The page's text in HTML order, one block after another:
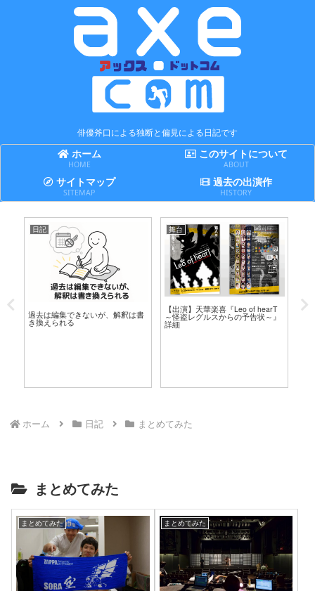
俳優斧口による独断と偏見による日記です
ホーム
HOME
このサイトについて
ABOUT
サイトマップ
SITEMAP
過去の出演作
HISTORY
日記
過去は編集できないが、解釈は書
き換えられる
舞台
【出演】天華楽喜『Leo of hearT
～怪盗レグルスからの予告状～』
詳細
誤
ホーム 日記 まとめてみた
まとめてみた
まとめてみた まとめてみた